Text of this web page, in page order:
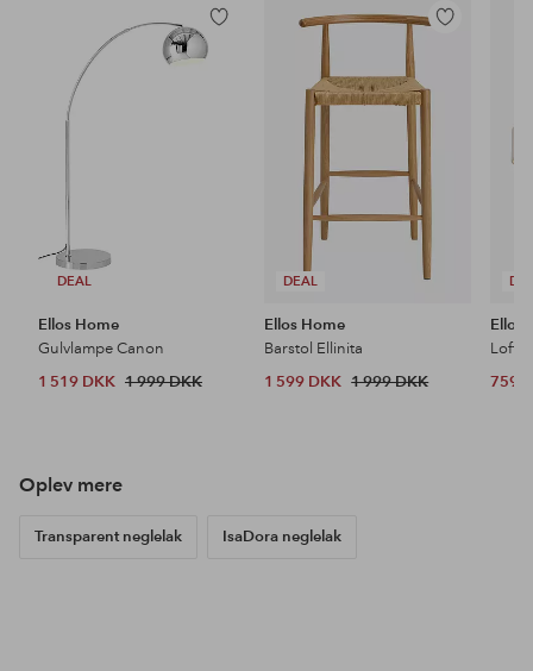
DEAL
Tilføj
til
Ellos Home
Gulvlampe Canon
1 519 DKK 1 999 DKK
DEAL
Tilføj
Ellos Home
Barstol Ellinita
1 599 DKK 1 999 DKK
Ellos
759
Opdag vores nyheder
Tilføj